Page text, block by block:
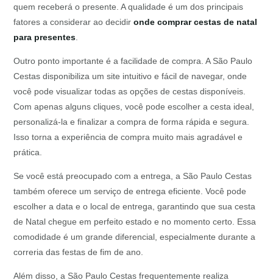
quem receberá o presente. A qualidade é um dos principais
fatores a considerar ao decidironde comprar cestas de natal
para presentes
Outro ponto importante é a facilidade de compra. A São Paulo
Cestas disponibiliza um site intuitivo e fácil de navegar, onde
você pode visualizar todas as opções de cestas disponíveis.
Com apenas alguns cliques, você pode escolher a cesta ideal,
personalizá-la e finalizar a compra de forma rápida e segura.
Isso torna a experiência de compra muito mais agradável e
prática.
Se você está preocupado com a entrega, a São Paulo Cestas
também oferece um serviço de entrega eficiente. Você pode
escolher a data e o local de entrega, garantindo que sua cesta
de Natal chegue em perfeito estado e no momento certo. Essa
comodidade é um grande diferencial, especialmente durante a
correria das festas de fim de ano.
Além disso, a São Paulo Cestas frequentemente realiza